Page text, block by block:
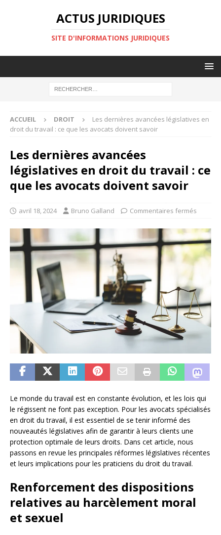
ACTUS JURIDIQUES
SITE D'INFORMATIONS JURIDIQUES
ACCUEIL DROIT
Les dernières avancées législatives en
droit du travail : ce que les avocats doivent savoir
Les dernières avancées
législatives en droit du travail : ce
que les avocats doivent savoir
avril 18, 2024 Bruno Galland Commentaires fermés
Le monde du travail est en constante évolution, et les lois qui
le régissent ne font pas exception. Pour les avocats spécialisés
en droit du travail, il est essentiel de se tenir informé des
nouveautés législatives afin de garantir à leurs clients une
protection optimale de leurs droits. Dans cet article, nous
passons en revue les principales réformes législatives récentes
et leurs implications pour les praticiens du droit du travail.
Renforcement des dispositions
relatives au harcèlement moral
et sexuel